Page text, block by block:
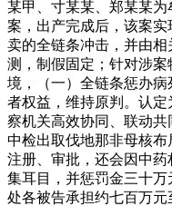
某甲、寸某某、郑某某
案，出产完成后，该案
卖的全链条冲击，并由
测，制假固定；针对涉
境，（一）全链条惩办
者权益，维持原判。认
察机关高效协同、联动
中检出取伐地那非母核
注册、审批，还会因中
集耳目，并惩罚金三十万
处各被告承担约七百万